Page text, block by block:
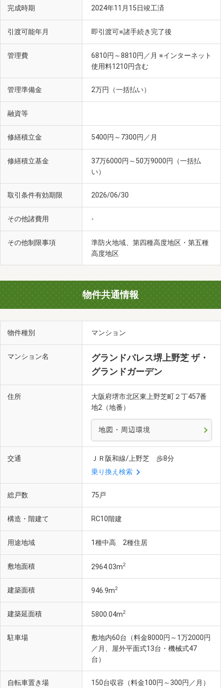
完成時期 2024年11月15日竣工済
引渡可能年月 即引渡可※諸手続き完了後
管理費
6810円～8810円／月 ※インターネット
使用料1210円含む
管理準備金 2万円（一括払い）
融資等
修繕積立金 5400円～7300円／月
修繕積立基金
37万6000円～50万9000円（一括払
い）
取引条件有効期限 2026/06/30
その他諸費用 -
その他制限事項
準防火地域、第四種高度地区・第五種
高度地区
物件共通情報
物件種別 マンション
マンション名
グランドパレス堺上野芝 ザ・
グランドガーデン
住所
大阪府堺市北区東上野芝町２丁457番
地2（地番）
地図・周辺環境
交通
ＪＲ阪和線/上野芝 歩8分
乗り換え検索
総戸数 75戸
構造・階建て RC10階建
用途地域 1種中高 2種住居
敷地面積 2964.03m2
建築面積 946.9m2
建築延面積 5800.04m2
駐車場
敷地内60台（料金8000円～1万2000円
／月、屋外平面式13台・機械式47
台）
自転車置き場
150台収容（料金100円～300円／月）